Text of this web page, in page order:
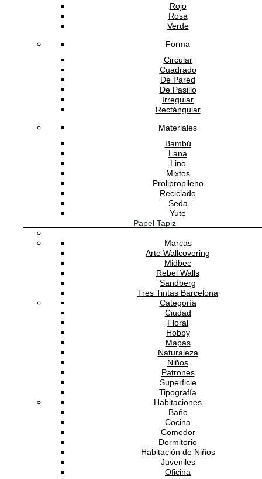
Rojo
Rosa
Verde
Forma
Circular
Cuadrado
De Pared
De Pasillo
Irregular
Rectángular
Materiales
Bambú
Lana
Lino
Mixtos
Prolipropileno
Reciclado
Seda
Yute
Papel Tapiz
Marcas
Arte Wallcovering
Midbec
Rebel Walls
Sandberg
Tres Tintas Barcelona
Categoría
Ciudad
Floral
Hobby
Mapas
Naturaleza
Niños
Patrones
Superficie
Tipografía
Habitaciones
Baño
Cocina
Comedor
Dormitorio
Habitación de Niños
Juveniles
Oficina
ATENCIÓN AL CLIENTE
SOBRE ADDREDE
Software GestiónGESIO®